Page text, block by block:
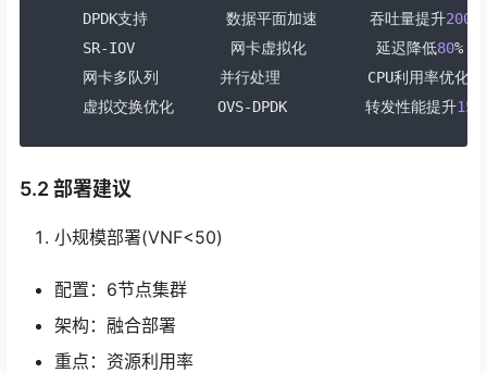
DPDK支持 数据平面加速 吞吐量提升200
SR-IOV 网卡虚拟化 延迟降低80%
网卡多队列
并行处理
          CPU
利用率优化
虚拟交换优化
     OVS
-DPDK 转发性能提升150
5.2 部署建议
小规模部署(VNF<50)
配置：6节点集群
架构：融合部署
重点：资源利用率